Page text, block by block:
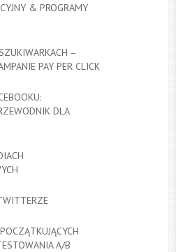
& PROGRAMY
–
PAY PER CLICK
DLA
A/B